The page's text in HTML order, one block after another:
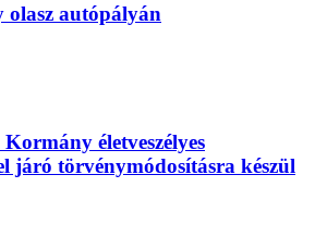
olasz autópályán
Kormány életveszélyes
járó törvénymódosításra készül